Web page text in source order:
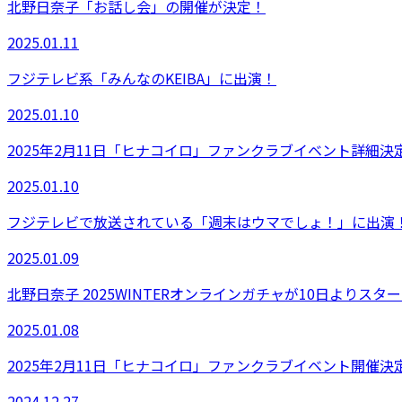
北野日奈子「お話し会」の開催が決定！
2025.01.11
フジテレビ系「みんなのKEIBA」に出演！
2025.01.10
2025年2月11日「ヒナコイロ」ファンクラブイベント詳細決
2025.01.10
フジテレビで放送されている「週末はウマでしょ！」に出演！
2025.01.09
北野日奈子 2025WINTERオンラインガチャが10日よりスター
2025.01.08
2025年2月11日「ヒナコイロ」ファンクラブイベント開催決